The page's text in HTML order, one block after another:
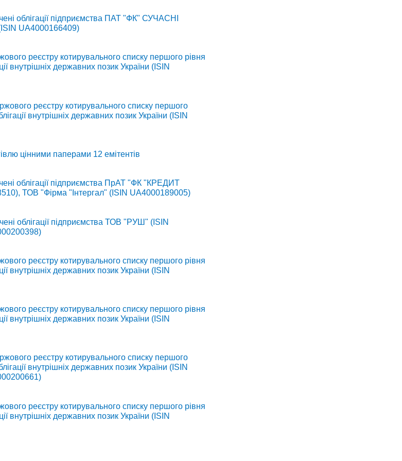
облігації підприємства ПАТ "ФК" СУЧАСНІ
UA4000166409)
реєстру котирувального списку першого рівня
внутрішніх державних позик України (ISIN
реєстру котирувального списку першого
внутрішніх державних позик України (ISIN
цінними паперами 12 емітентів
облігації підприємства ПрАТ "ФК "КРЕДИТ
ТОВ "Фірма "Інтергал" (ISIN UA4000189005)
облігації підприємства ТОВ "РУШ" (ISIN
реєстру котирувального списку першого рівня
внутрішніх державних позик України (ISIN
реєстру котирувального списку першого рівня
внутрішніх державних позик України (ISIN
реєстру котирувального списку першого
внутрішніх державних позик України (ISIN
реєстру котирувального списку першого рівня
внутрішніх державних позик України (ISIN